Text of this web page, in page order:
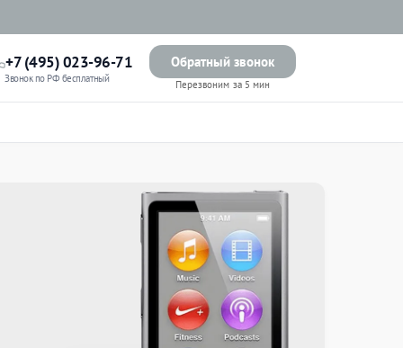
+7 (495) 023-96-71
Звонок по РФ бесплатный
Обратный звонок
Перезвоним за 5 мин